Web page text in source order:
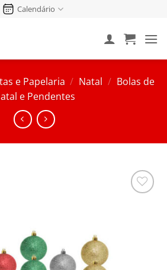
Calendário
e Papelaria / Natal / Bolas de
e Pendentes